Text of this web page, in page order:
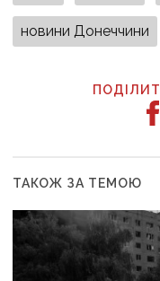
новини Донеччини
ТАКОЖ ЗА ТЕМОЮ